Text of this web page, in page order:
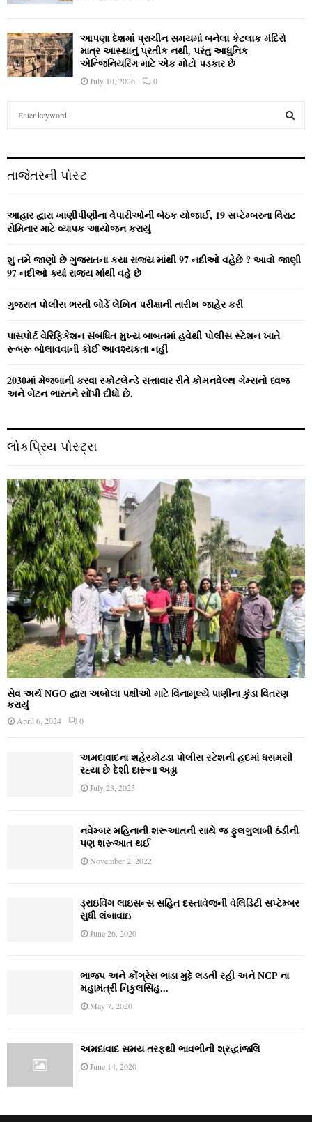
આપણા દેશમાં પ્રાચીન સમયમાં બનેલા કેટલાક મંદિરો
માત્ર આસ્થાનું પ્રતીક નથી, પરંતુ આધુનિક
એન્જિનિયરિંગ માટે એક મોટો પડકાર છે
July 10, 2026 0
h
o
r
C
તાજેતરની પોસ્ટ
આહાર દ્વારા ખાણીપીણીના વેપારીઓની બેઠક યોજાઈ, 19 સપ્ટેમ્બરના વિરાટ
સેમિનાર માટે વ્યાપક આયોજન કરાયું
શુ તમે જાણો છે ગુજરાતના કયા રાજ્ય માંથી 97 નદીઓ વહેછે ? આવો જાણી
97 નદીઓ ક્યાં રાજ્ય માંથી વહે છે
ગુજરાત પોલીસ ભરતી બોર્ડે લેખિત પરીક્ષાની તારીખ જાહેર કરી
પાસપોર્ટ વેરિફિકેશન સંબંધિત મુખ્ય બાબતમાં હવેથી પોલીસ સ્ટેશન ખાતે
રૂબરૂ બોલાવવાની કોઈ આવશ્યકતા નહીં
2030માં મેજબાની કરવા સ્કોટલેન્ડે સત્તાવાર રીતે કોમનવેલ્થ ગેમ્સનો ધ્વજ
અને બેટન ભારતને સોંપી દીધો છે.
લોકપ્રિય પોસ્ટ્સ
સેવ અર્થ NGO દ્વારા અબોલા પક્ષીઓ માટે વિનામૂલ્યે પાણીના કુંડા વિતરણ
કરાયું
April 6, 2024 0
અમદાવાદના શહેરકોટડા પોલીસ સ્ટેશની હદમાં ધસમસી
રહ્યા છે દેશી દારૂના અડ્ડા
July 23, 2023
નવેમ્‍બર મહિનાની શરૂઆતની સાથે જ ફુલગુલાબી ઠંડીની
પણ શરૂઆત થઈ
November 2, 2022
ડ્રાઇવિંગ લાઇસન્સ સહિત દસ્તાવેજની વેલિડિટી સપ્ટેમ્બર
સુધી લંબાવાઇ
June 26, 2020
ભાજપ અને કોંગ્રેસ ભાડા મુદ્દે લડતી રહી અને NCP ના
મહામંત્રી નિકુલસિંહ...
May 7, 2020
અમદાવાદ સમય તરફથી ભાવભીની શ્રદ્ધાંજલિ
June 14, 2020